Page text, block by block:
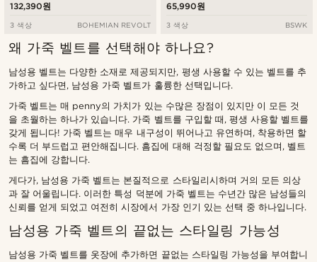
132,390원
3 색상 BOHEMIAN REVOLT
65,990원
3 색상 BSWK
왜 가죽 벨트를 선택해야 하나요?
남성용 벨트는 다양한 소재로 제공되지만, 평생 사용할 수 있는 벨트를 추
가하고 싶다면, 남성용 가죽 벨트가 훌륭한 선택입니다.
가죽 벨트는 매 penny의 가치가 있는 수많은 장점이 있지만 이 모든 것
을 초월하는 하나가 있습니다. 가죽 벨트를 구입할 때, 평생 사용할 벨트를
갖게 됩니다! 가죽 벨트는 매우 내구성이 뛰어나고 유연하며, 착용하면 할
수록 더 부드럽고 편안해집니다. 흠집에 대해 걱정할 필요도 없으며, 벨트
는 흠집에 강합니다.
게다가, 남성용 가죽 벨트는 본질적으로 스타일리시하며 거의 모든 의상
과 잘 어울립니다. 이러한 특성 덕분에 가죽 벨트는 수년간 많은 남성들의
신뢰를 얻게 되었고 여전히 시장에서 가장 인기 있는 선택 중 하나입니다.
남성용 가죽 벨트의 끝없는 스타일링 가능성
남성용 가죽 벨트를 옷장에 추가하면 끝없는 스타일링 가능성을 부여합니